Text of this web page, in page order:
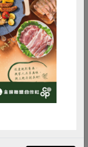
真切正視塑膠泛
然材質取代，為
。
硝酸鹽